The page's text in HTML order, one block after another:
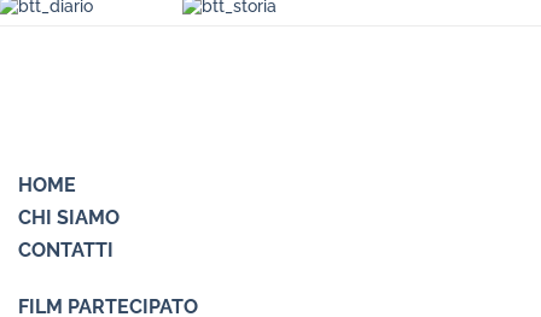
HOME
CHI SIAMO
CONTATTI
FILM PARTECIPATO